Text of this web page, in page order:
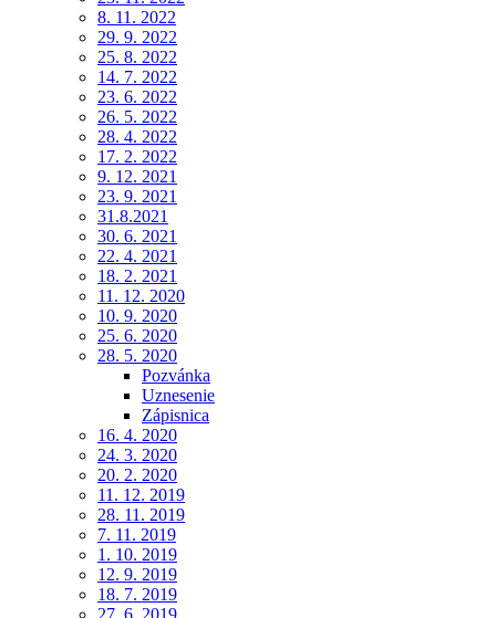
8. 11. 2022
29. 9. 2022
25. 8. 2022
14. 7. 2022
23. 6. 2022
26. 5. 2022
28. 4. 2022
17. 2. 2022
9. 12. 2021
23. 9. 2021
31.8.2021
30. 6. 2021
22. 4. 2021
18. 2. 2021
11. 12. 2020
10. 9. 2020
25. 6. 2020
28. 5. 2020
Pozvánka
Uznesenie
Zápisnica
16. 4. 2020
24. 3. 2020
20. 2. 2020
11. 12. 2019
28. 11. 2019
7. 11. 2019
1. 10. 2019
12. 9. 2019
18. 7. 2019